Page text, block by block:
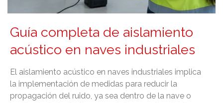
Guía completa de aislamiento
acústico en naves industriales
El aislamiento acústico en naves industriales implica
la implementación de medidas para reducir la
propagación del ruido, ya sea dentro de la nave o